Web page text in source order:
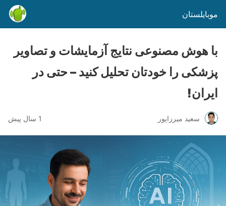
موبایلستان
با هوش مصنوعی نتایج آزمایشات و تصاویر
پزشکی را خودتان تحلیل کنید – حتی در
ایران!
سعید میرزاپور 1 سال پیش